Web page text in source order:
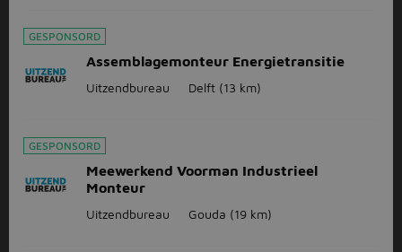
GESPONSORD
Assemblagemonteur Energietransitie
Uitzendbureau Delft (13 km)
GESPONSORD
Meewerkend Voorman Industrieel
Monteur
Uitzendbureau Gouda (19 km)